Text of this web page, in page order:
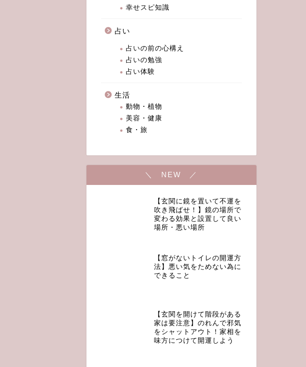
幸せスピ知識
占い
占いの前の心構え
占いの勉強
占い体験
生活
動物・植物
美容・健康
食・旅
＼ NEW ／
【玄関に鏡を置いて不運を
吹き飛ばせ！】鏡の場所で
変わる効果と設置して良い
場所・悪い場所
【窓がないトイレの開運方
法】悪い気をためない為に
できること
【玄関を開けて階段がある
家は要注意】のれんで邪気
をシャットアウト！家相を
味方につけて開運しよう